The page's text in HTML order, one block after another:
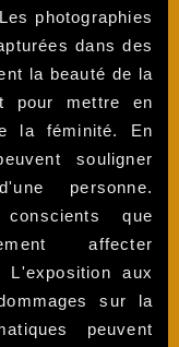
photographies
dans des
la beauté de la
pour mettre en
la féminité. En
souligner
personne.
que
affecter
L'exposition aux
sur la
peuvent